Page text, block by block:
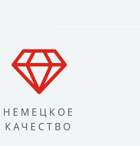
НЕМЕЦКОЕ
КАЧЕСТВО